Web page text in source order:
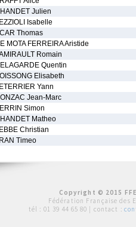
Julien
Isabelle
Thomas
MOTA FERREIRA Aristide
Romain
Quentin
Elisabeth
Yann
Jean-Marc
Simon
Matheo
Christian
Timeo
Copyright © 2015
Fédération Française des
tél : 01 39 44 65 80 | contact :